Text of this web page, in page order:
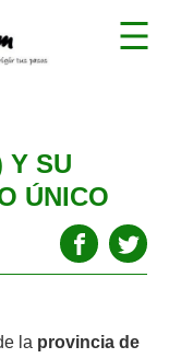
Y SU
ÚNICO
la provincia de